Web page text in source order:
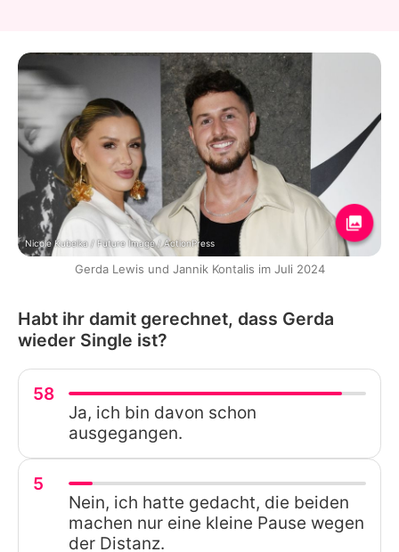
Nicole Kubelka / Future Image / ActionPress
Gerda Lewis und Jannik Kontalis im Juli 2024
Habt ihr damit gerechnet, dass Gerda
wieder Single ist?
58
Ja, ich bin davon schon
ausgegangen.
5
Nein, ich hatte gedacht, die beiden
machen nur eine kleine Pause wegen
der Distanz.